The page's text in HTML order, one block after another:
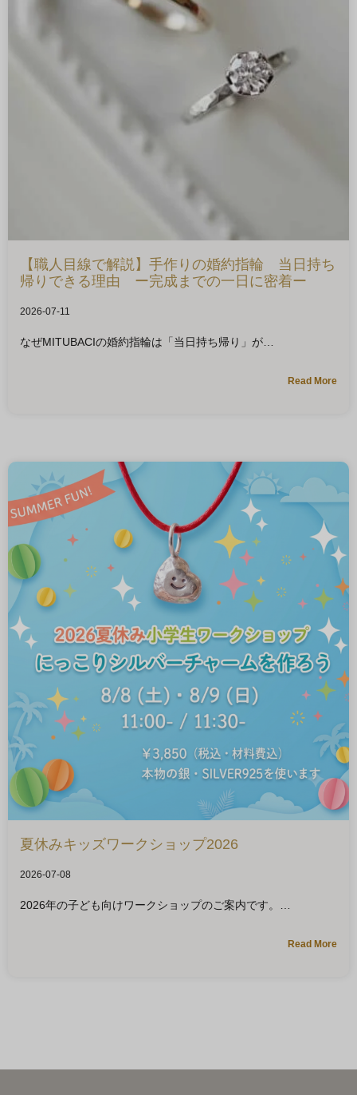
【職人目線で解説】手作りの婚約指輪 当日持ち
帰りできる理由 ー完成までの一日に密着ー
2026-07-11
なぜMITUBACIの婚約指輪は「当日持ち帰り」が
Read More
夏休みキッズワークショップ2026
2026-07-08
2026年の子ども向けワークショップのご案内です。
Read More